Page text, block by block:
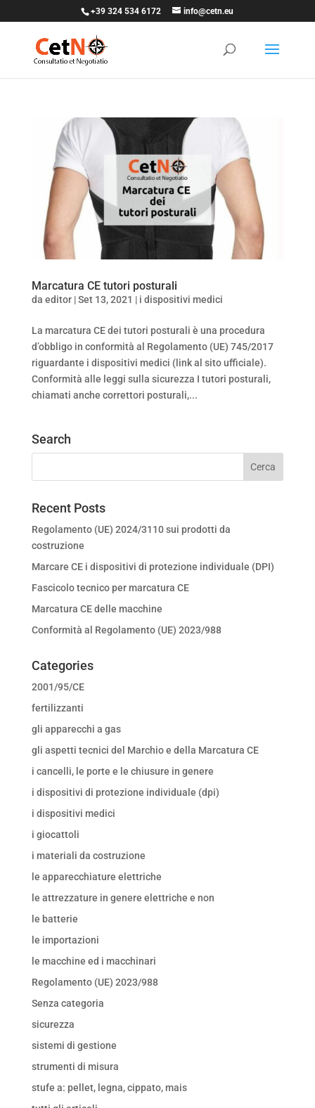
+39 324 534 6172 info@cetn.eu
Marcatura CE tutori posturali
da editor|Set 13, 2021 | i dispositivi medici
La marcatura CE dei tutori posturali è una procedura
d’obbligo in conformità al Regolamento (UE) 745/2017
riguardante i dispositivi medici (link al sito ufficiale).
Conformità alle leggi sulla sicurezza I tutori posturali,
chiamati anche correttori posturali,...
Search
Recent Posts
Regolamento (UE) 2024/3110 sui prodotti da
costruzione
Marcare CE i dispositivi di protezione individuale (DPI)
Fascicolo tecnico per marcatura CE
Marcatura CE delle macchine
Conformità al Regolamento (UE) 2023/988
Categories
2001/95/CE
fertilizzanti
gli apparecchi a gas
gli aspetti tecnici del Marchio e della Marcatura CE
i cancelli, le porte e le chiusure in genere
i dispositivi di protezione individuale (dpi)
i dispositivi medici
i giocattoli
i materiali da costruzione
le apparecchiature elettriche
le attrezzature in genere elettriche e non
le batterie
le importazioni
le macchine ed i macchinari
Regolamento (UE) 2023/988
Senza categoria
sicurezza
sistemi di gestione
strumenti di misura
stufe a: pellet, legna, cippato, mais